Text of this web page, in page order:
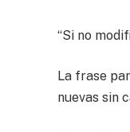
“Si no
La frase
nuevas sin